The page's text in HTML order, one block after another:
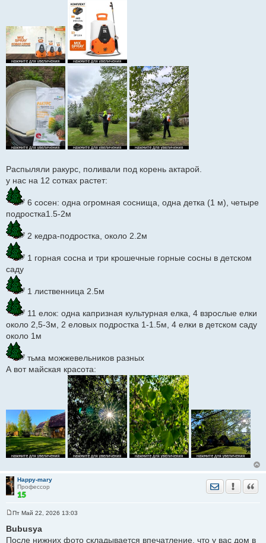
Распыляли ракурс, поливали под корень актарой.
у нас на 12 сотках растет:
6 сосен: одна огромная соснища, одна детка (1 м), четыре
подростка1.5-2м
2 кедра-подростка, около 2.2м
1 горная сосна и три крошечные горные сосны в детском
саду
1 лиственница 2.5м
11 елок: одна капризная культурная елка, 4 взрослые елки
около 2,5-3м, 2 еловых подростка 1-1.5м, 4 елки в детском саду
около 1м
тьма можжевельников разных
А вот майская красота:
Happy-mary
Профессор
Отправить
о
б
Пт Май 22, 2026 13:03
Bubusya
После нижних фото складывается впечатление, что у вас дом в